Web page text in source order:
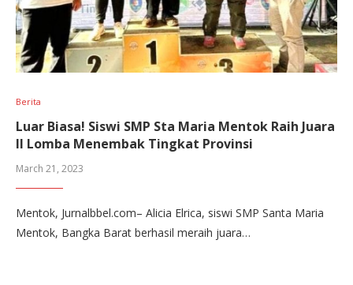
Berita
Luar Biasa! Siswi SMP Sta Maria Mentok Raih Juara
II Lomba Menembak Tingkat Provinsi
March 21, 2023
Mentok, Jurnalbbel.com– Alicia Elrica, siswi SMP Santa Maria
Mentok, Bangka Barat berhasil meraih juara…